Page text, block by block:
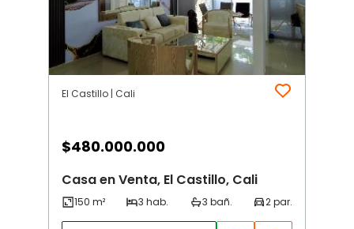
El Castillo | Cali
$480.000.000
Casa en Venta, El Castillo, Cali